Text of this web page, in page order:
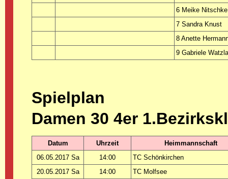
6 Meike Nitschke
7 Sandra Knust
8 Anette
9 Gabriele
Spielplan
Damen 30 4er
Datum Uhrzeit
Heimmannschaft
06.05.2017 Sa
14:00
TC Schönkirchen
20.05.2017 Sa
14:00
TC Molfsee